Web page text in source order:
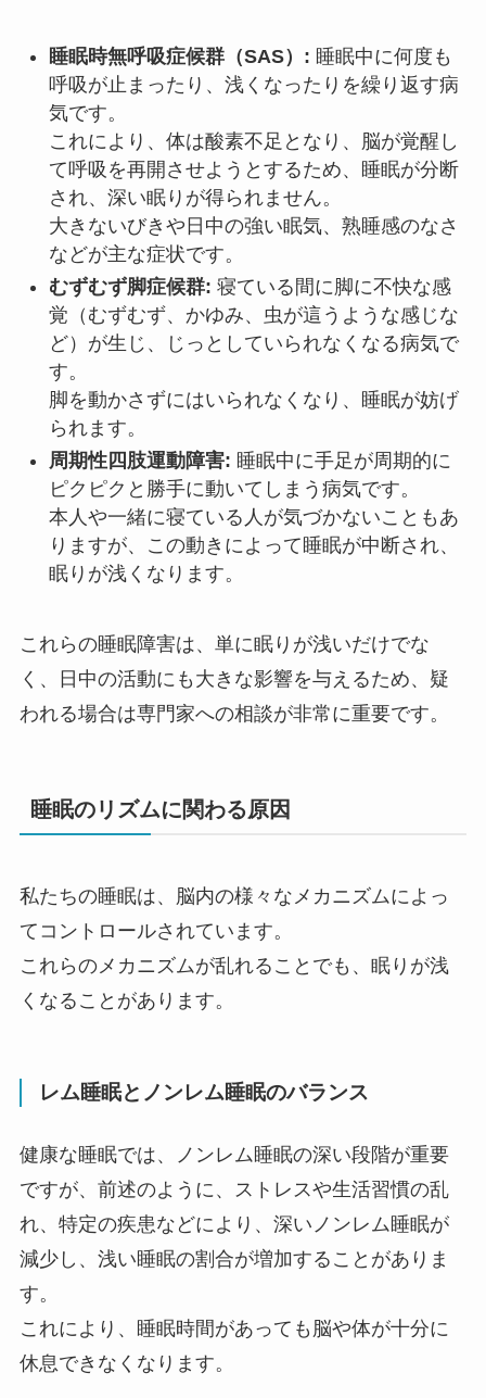
睡眠時無呼吸症候群（SAS）: 睡眠中に何度も
呼吸が止まったり、浅くなったりを繰り返す病
気です。
これにより、体は酸素不足となり、脳が覚醒し
て呼吸を再開させようとするため、睡眠が分断
され、深い眠りが得られません。
大きないびきや日中の強い眠気、熟睡感のなさ
などが主な症状です。
むずむず脚症候群: 寝ている間に脚に不快な感
覚（むずむず、かゆみ、虫が這うような感じな
ど）が生じ、じっとしていられなくなる病気で
す。
脚を動かさずにはいられなくなり、睡眠が妨げ
られます。
周期性四肢運動障害: 睡眠中に手足が周期的に
ピクピクと勝手に動いてしまう病気です。
本人や一緒に寝ている人が気づかないこともあ
りますが、この動きによって睡眠が中断され、
眠りが浅くなります。
これらの睡眠障害は、単に眠りが浅いだけでな
く、日中の活動にも大きな影響を与えるため、疑
われる場合は専門家への相談が非常に重要です。
睡眠のリズムに関わる原因
私たちの睡眠は、脳内の様々なメカニズムによっ
てコントロールされています。
これらのメカニズムが乱れることでも、眠りが浅
くなることがあります。
レム睡眠とノンレム睡眠のバランス
健康な睡眠では、ノンレム睡眠の深い段階が重要
ですが、前述のように、ストレスや生活習慣の乱
れ、特定の疾患などにより、深いノンレム睡眠が
減少し、浅い睡眠の割合が増加することがありま
す。
これにより、睡眠時間があっても脳や体が十分に
休息できなくなります。